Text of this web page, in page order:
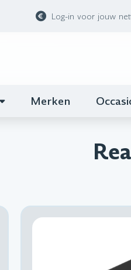
Log-in voor jouw
Merken